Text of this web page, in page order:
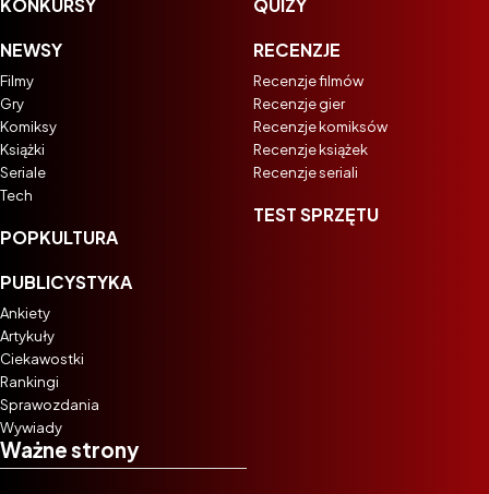
KONKURSY
NEWSY
Filmy
Gry
Komiksy
Książki
Seriale
Tech
POPKULTURA
PUBLICYSTYKA
Ankiety
Artykuły
Ciekawostki
Rankingi
Sprawozdania
Wywiady
QUIZY
RECENZJE
Recenzje filmów
Recenzje gier
Recenzje komiksów
Recenzje książek
Recenzje seriali
TEST SPRZĘTU
Ważne strony